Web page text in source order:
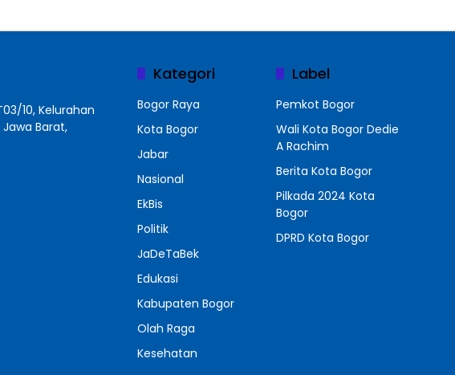
10, Kelurahan
Barat,
Kategori
Bogor Raya
Kota Bogor
Jabar
Nasional
EkBis
Politik
JaDeTaBek
Edukasi
Kabupaten Bogor
Olah Raga
Kesehatan
Label
Pemkot Bogor
Wali Kota Bogor Dedie
A Rachim
Berita Kota Bogor
Pilkada 2024 Kota
Bogor
DPRD Kota Bogor